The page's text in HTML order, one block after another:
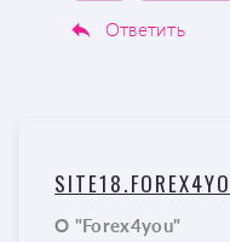
Ответить
О "Forex4you"